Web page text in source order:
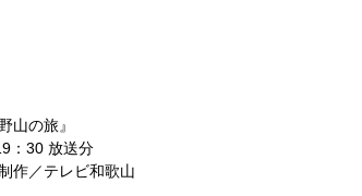
の旅』
30 放送分
歌山